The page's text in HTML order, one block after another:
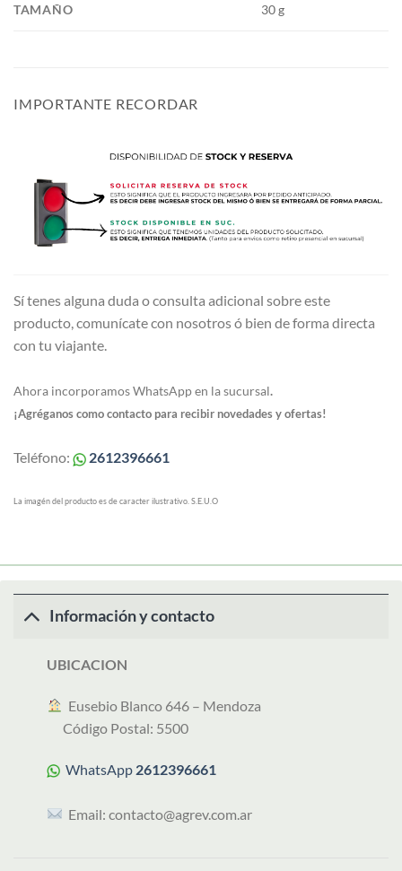
TAMAÑO 30 g
IMPORTANTE RECORDAR
Sí tenes alguna duda o consulta adicional sobre este
producto, comunícate con nosotros ó bien de forma directa
con tu viajante.
Ahora incorporamos WhatsApp en la sucursal.
¡Agréganos como contacto para recibir novedades y ofertas!
Teléfono: 2612396661
La imagén del producto es de caracter ilustrativo. S.E.U.O
Información y contacto
UBICACION
︎ Eusebio Blanco 646 – Mendoza
Código Postal: 5500
WhatsApp 2612396661
Email:contacto@agrev.com.ar